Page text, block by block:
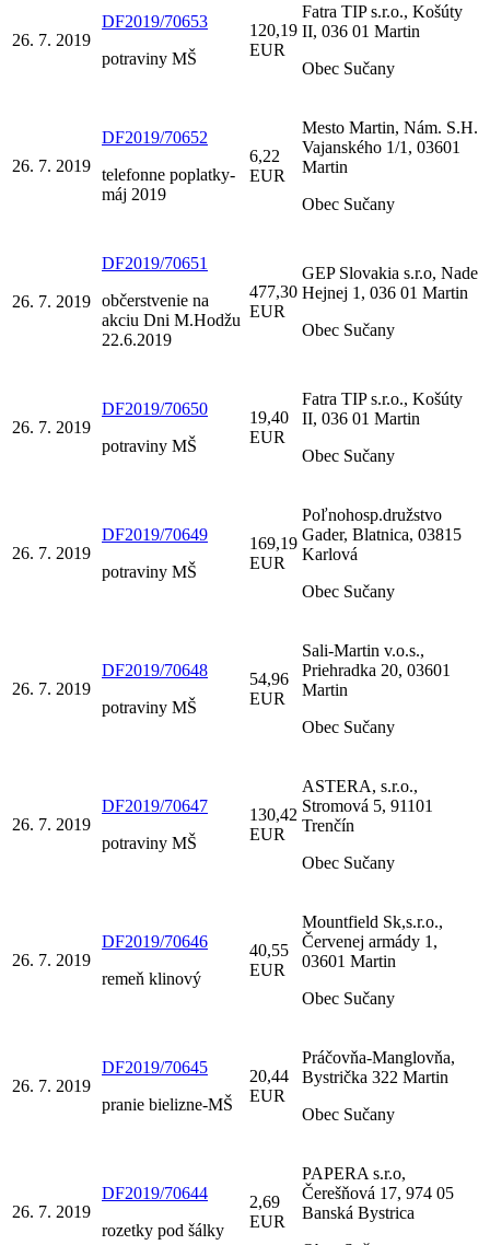
26. 7. 2019
DF2019/70653
potraviny MŠ
120,19
EUR
Fatra TIP s.r.o., Košúty
II, 036 01 Martin
Obec Sučany
26. 7. 2019
DF2019/70652
telefonne poplatky-
máj 2019
6,22
EUR
Mesto Martin, Nám. S.H.
Vajanského 1/1, 03601
Martin
Obec Sučany
26. 7. 2019
DF2019/70651
občerstvenie na
akciu Dni M.Hodžu
22.6.2019
477,30
EUR
GEP Slovakia s.r.o, Nade
Hejnej 1, 036 01 Martin
Obec Sučany
26. 7. 2019
DF2019/70650
potraviny MŠ
19,40
EUR
Fatra TIP s.r.o., Košúty
II, 036 01 Martin
Obec Sučany
26. 7. 2019
DF2019/70649
potraviny MŠ
169,19
EUR
Poľnohosp.družstvo
Gader, Blatnica, 03815
Karlová
Obec Sučany
26. 7. 2019
DF2019/70648
potraviny MŠ
54,96
EUR
Sali-Martin v.o.s.,
Priehradka 20, 03601
Martin
Obec Sučany
26. 7. 2019
DF2019/70647
potraviny MŠ
130,42
EUR
ASTERA, s.r.o.,
Stromová 5, 91101
Trenčín
Obec Sučany
26. 7. 2019
DF2019/70646
remeň klinový
40,55
EUR
Mountfield Sk,s.r.o.,
Červenej armády 1,
03601 Martin
Obec Sučany
26. 7. 2019
DF2019/70645
pranie bielizne-MŠ
20,44
EUR
Práčovňa-Manglovňa,
Bystrička 322 Martin
Obec Sučany
26. 7. 2019
DF2019/70644
rozetky pod šálky
2,69
EUR
PAPERA s.r.o,
Čerešňová 17, 974 05
Banská Bystrica